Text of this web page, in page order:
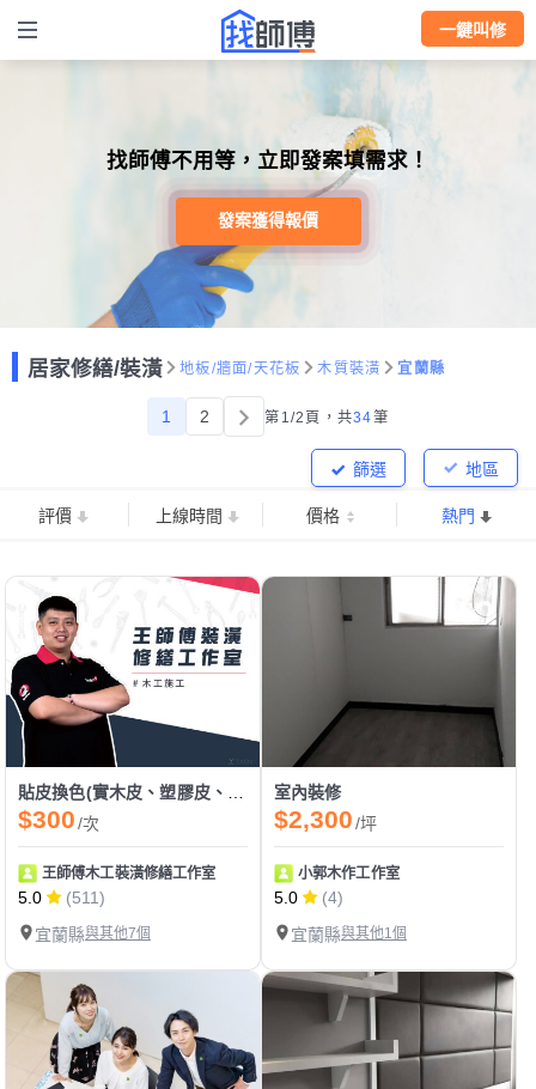
一鍵叫修
找師傅不用等，立即發案填需求！
發案獲得報價
居家修繕/裝潢 地板/牆面/天花板 木質裝潢 宜蘭縣
1 2 第1/2頁， 共34筆
地區
篩選
評價 上線時間 價格 熱門
$300/次
王師傅木工裝潢修繕工作室
5.0
(511)
宜蘭縣與其他7個
室內裝修
$2,300/坪
小郭木作工作室
5.0
(4)
宜蘭縣與其他1個